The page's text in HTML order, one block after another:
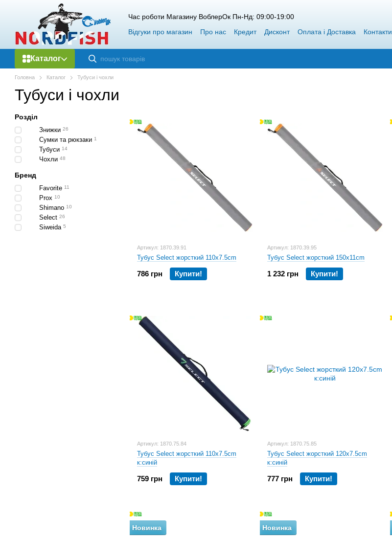
Перейти до основного контенту
Час роботи Магазину ВоблерОк Пн-Нд: 09:00-19:00
Відгуки про магазин
Про нас Кредит Дисконт Оплата і Доставка Контакти
Каталог
Головна Каталог Тубуси і чохли
Тубуси і чохли
Артикул: 1870.39.91
Тубус Select жорсткий 110х7.5cm
786 грн Купити!
Артикул: 1870.39.95
Тубус Select жорсткий 150х11cm
1 232 грн Купити!
Артикул: 1870.75.84
Тубус Select жорсткий 110х7.5cm
к:синій
759 грн Купити!
Артикул: 1870.75.85
Тубус Select жорсткий 120х7.5cm
к:синій
777 грн Купити!
Новинка Новинка
Розділ
Знижки 26
Сумки та рюкзаки 1
Тубуси 14
Чохли 48
Бренд
Favorite 11
Prox 10
Shimano 10
Select 26
Siweida 5